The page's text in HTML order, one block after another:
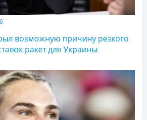
возможную причину резкого
ракет для Украины